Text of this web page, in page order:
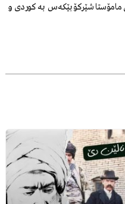
مامۆستا شێرکۆ بێکەس بە کوردی و